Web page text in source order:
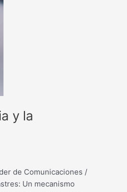
y la
de Comunicaciones /
Un mecanismo